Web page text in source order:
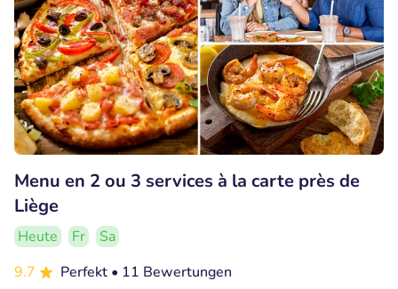
Menu en 2 ou 3 services à la carte près de
Liège
Heute Fr
Sa
9.7
Perfekt • 11 Bewertungen